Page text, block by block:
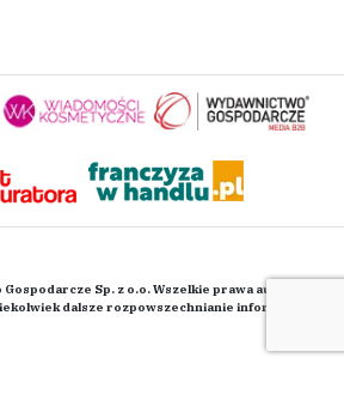
Gospodarcze Sp. z o.o. Wszelkie prawa autorskie
dalsze rozpowszechnianie informacji i